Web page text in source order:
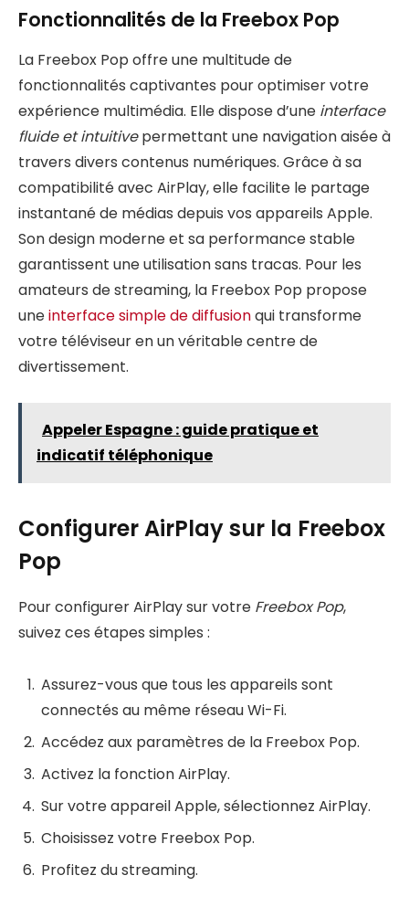
Fonctionnalités de la Freebox Pop
La Freebox Pop offre une multitude de
fonctionnalités captivantes pour optimiser votre
expérience multimédia. Elle dispose d’une interface
fluide et intuitivepermettant une navigation aisée à
travers divers contenus numériques. Grâce à sa
compatibilité avec AirPlay, elle facilite le partage
instantané de médias depuis vos appareils Apple.
Son design moderne et sa performance stable
garantissent une utilisation sans tracas. Pour les
amateurs de streaming, la Freebox Pop propose
uneinterface simple de diffusionqui transforme
votre téléviseur en un véritable centre de
divertissement.
Appeler Espagne : guide pratique et
indicatif téléphonique
Configurer AirPlay sur la Freebox
Pop
Pour configurer AirPlay sur votre Freebox Pop,
suivez ces étapes simples :
Assurez-vous que tous les appareils sont
connectés au même réseau Wi-Fi.
Accédez aux paramètres de la Freebox Pop.
Activez la fonction AirPlay.
Sur votre appareil Apple, sélectionnez AirPlay.
Choisissez votre Freebox Pop.
Profitez du streaming.